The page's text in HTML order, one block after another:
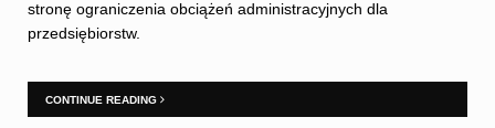
stronę ograniczenia obciążeń administracyjnych dla
przedsiębiorstw.
CONTINUE READING